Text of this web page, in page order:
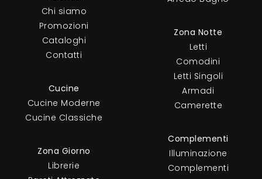
Chi siamo
Promozioni
Cataloghi
Contatti
Cucine
Cucine Moderne
Cucine Classiche
Zona Giorno
Librerie
Zona Notte
Letti
Comodini
Letti Singoli
Armadi
Camerette
Complementi
Illuminazione
Complementi